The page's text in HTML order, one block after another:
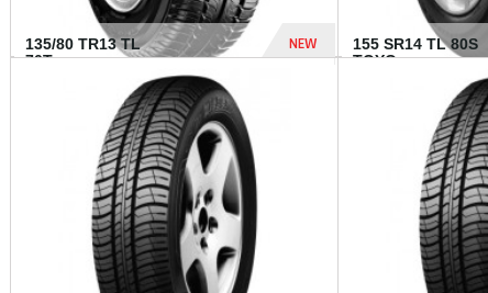
135/80 TR13 TL
70T...
NEW
155 SR14 TL 80S
TOYO...